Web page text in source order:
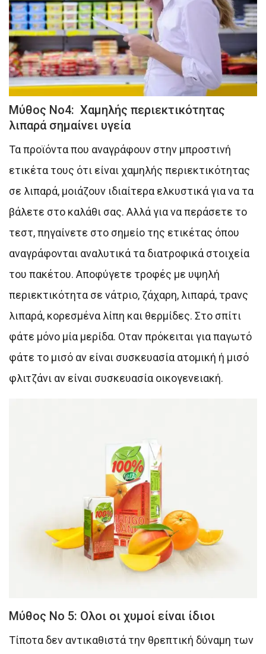
Μύθος Νο4: Χαμηλής περιεκτικότητας
λιπαρά σημαίνει υγεία
Τα προϊόντα που αναγράφουν στην μπροστινή
ετικέτα τους ότι είναι χαμηλής περιεκτικότητας
σε λιπαρά, μοιάζουν ιδιαίτερα ελκυστικά για να τα
βάλετε στο καλάθι σας. Αλλά για να περάσετε το
τεστ, πηγαίνετε στο σημείο της ετικέτας όπου
αναγράφονται αναλυτικά τα διατροφικά στοιχεία
του πακέτου. Αποφύγετε τροφές με υψηλή
περιεκτικότητα σε νάτριο, ζάχαρη, λιπαρά, τρανς
λιπαρά, κορεσμένα λίπη και θερμίδες. Στο σπίτι
φάτε μόνο μία μερίδα. Οταν πρόκειται για παγωτό
φάτε το μισό αν είναι συσκευασία ατομική ή μισό
φλιτζάνι αν είναι συσκευασία οικογενειακή.
Μύθος Νο 5: Ολοι οι χυμοί είναι ίδιοι
Τίποτα δεν αντικαθιστά την θρεπτική δύναμη των